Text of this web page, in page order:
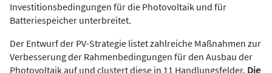
Investitionsbedingungen für die Photovoltaik und für
Batteriespeicher unterbreitet.
Der Entwurf der PV-Strategie listet zahlreiche Maßnahmen zur
Verbesserung der Rahmenbedingungen für den Ausbau der
Photovoltaik auf und clustert diese in 11 Handlungsfelder. Die